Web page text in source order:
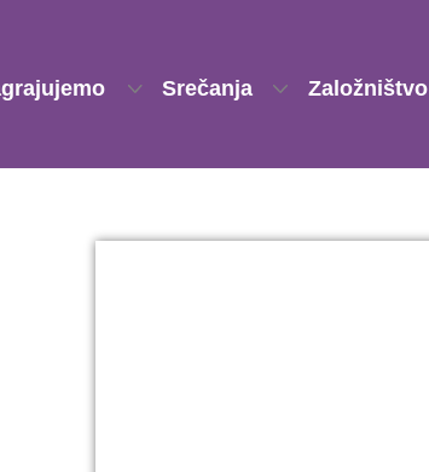
Srečanja Založništvo